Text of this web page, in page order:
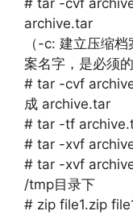
archive.tar
（-c: 建立压缩
案名字，是必须
# tar -cvf
成 archive.tar
# tar -tf
# tar -xvf
# tar -xvf
/tmp目录下
# zip file1.zip